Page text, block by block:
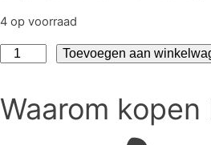
4 op voorraad
Thermo
Thermobox
Toevoegen aan
Waarom